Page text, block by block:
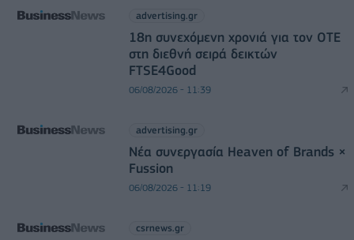
advertising.gr
18η συνεχόμενη χρονιά για τον ΟΤΕ
στη διεθνή σειρά δεικτών
FTSE4Good
06/08/2026 - 11:39
advertising.gr
Νέα συνεργασία Heaven of Brands ×
Fussion
06/08/2026 - 11:19
csrnews.gr